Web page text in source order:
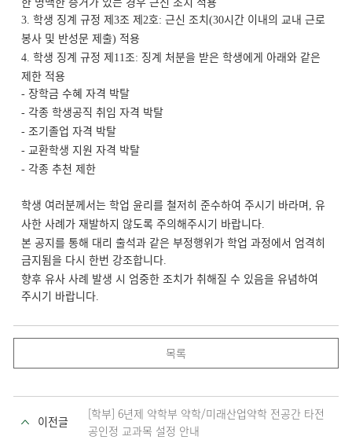
3. 학생 징계 규정 제3조 제2호: 근신 조치(30시간 이내의 교내 근로
봉사 및 반성문 제출) 적용
4. 학생 징계 규정 제11조: 징계 처분을 받은 학생에게 아래와 같은
제한 적용
- 장학금 수혜 자격 박탈
- 각종 학생공직 취임 자격 박탈
- 조기졸업 자격 박탈
- 교환학생 지원 자격 박탈
- 각종 추천 제한
학생 여러분께서는 학업 윤리를 철저히 준수하여 주시기 바라며 , 유
사한 사례가 재발하지 않도록 주의해주시기 바랍니다.
본 공지를 통해 대리 출석과 같은 부정행위가 학업 과정에서 엄격히
금지됨을 다시 한번 강조합니다.
향후 유사 사례 발생 시 엄중한 조치가 취해질 수 있음을 유념하여
주시기 바랍니다.
목록
이전글
[학부] 6년제 약학부 약학/미래산업약학 전공간 타전
공인정 교과목 설정 안내